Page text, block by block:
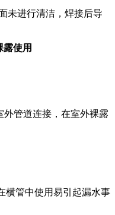
未进行清洁，焊接后导
露使用
外管道连接，在室外裸露
横管中使用易引起漏水事